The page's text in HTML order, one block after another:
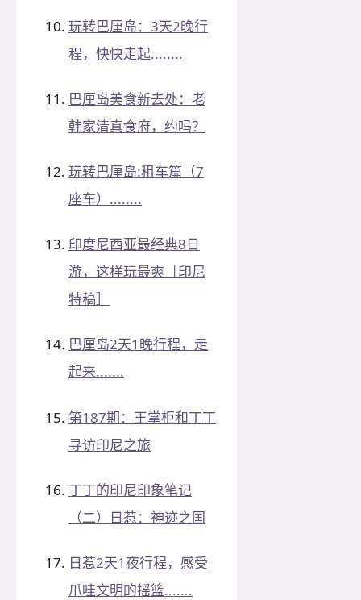
玩转巴厘岛：3天2晚行
程，快快走起........
巴厘岛美食新去处：老
韩家清真食府，约吗？
玩转巴厘岛:租车篇（7
座车）........
印度尼西亚最经典8日
游，这样玩最爽［印尼
特稿］
巴厘岛2天1晚行程，走
起来.......
第187期：王掌柜和丁丁
寻访印尼之旅
丁丁的印尼印象笔记
（二）日惹：神迹之国
日惹2天1夜行程，感受
爪哇文明的摇篮.......